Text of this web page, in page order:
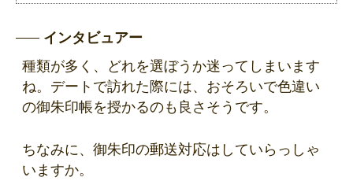
インタビュアー
種類が多く、どれを選ぼうか迷ってしまいます
ね。デートで訪れた際には、おそろいで色違い
の御朱印帳を授かるのも良さそうです。
ちなみに、御朱印の郵送対応はしていらっしゃ
いますか。